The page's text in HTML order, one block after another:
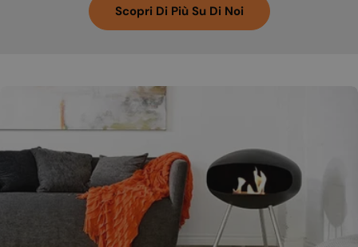
Scopri Di Più Su Di Noi